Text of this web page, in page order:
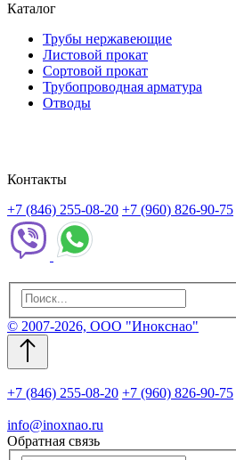
Каталог
Трубы нержавеющие
Листовой прокат
Сортовой прокат
Трубопроводная арматура
Отводы
Контакты
+7 (846) 255-08-20 +7 (960) 826-90-75
© 2007-2026, ООО "Инокснао"
+7 (846) 255-08-20 +7 (960) 826-90-75
info@inoxnao.ru
Обратная связь